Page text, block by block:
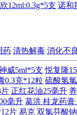
12ml:0.3g*5支 诺和
药 清热解毒 消化不
威5ml*5支 悦复隆
0.3克*12粒 硫酸氢
正红花油25毫升
毫升 葛洪 桂龙药膏
片 易克 双氯芬酸